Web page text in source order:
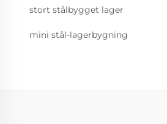
stort stålbygget lager
mini stål-lagerbygning